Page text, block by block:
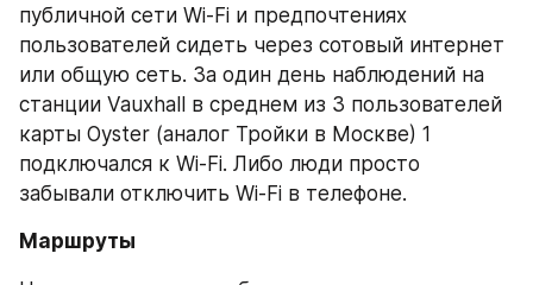
публичной сети Wi-Fi и предпочтениях
пользователей сидеть через сотовый интернет
или общую сеть. За один день наблюдений на
станции Vauxhall в среднем из 3 пользователей
карты Oyster (аналог Тройки в Москве) 1
подключался к Wi-Fi. Либо люди просто
забывали отключить Wi-Fi в телефоне.
Маршруты